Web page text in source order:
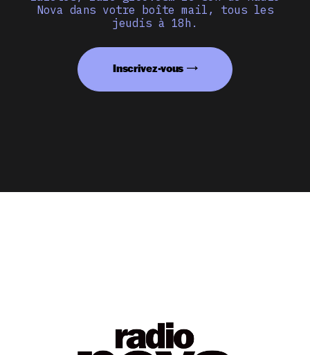
Nova dans votre boîte mail, tous les
jeudis à 18h.
Inscrivez-vous